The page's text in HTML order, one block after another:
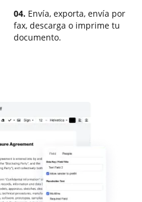
04. Envía, exporta, envía por
fax, descarga o imprime tu
documento.